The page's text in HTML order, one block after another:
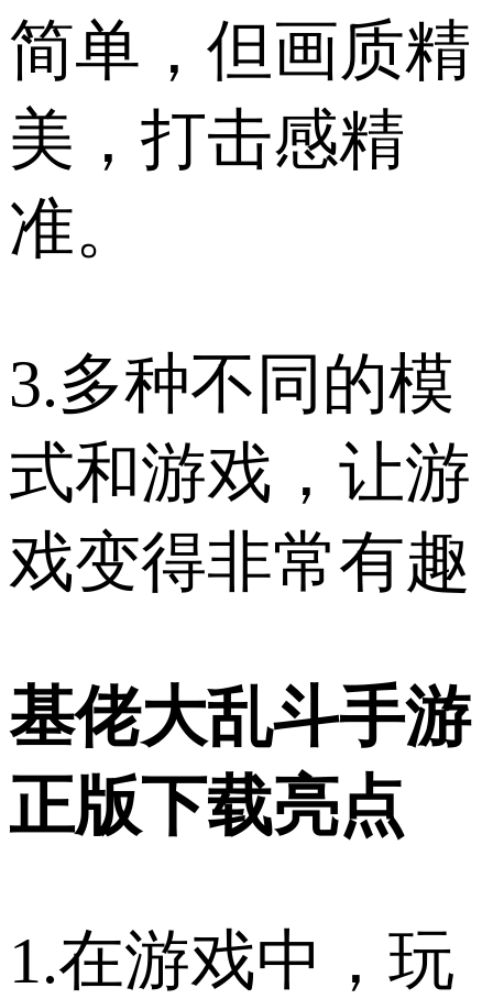
简单，但画质精
美，打击感精
准。
3.多种不同的模
式和游戏，让游
戏变得非常有趣
基佬大乱斗手游
正版下载亮点
1.在游戏中，玩